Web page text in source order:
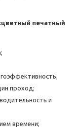
печатный
проход;
и
времени;